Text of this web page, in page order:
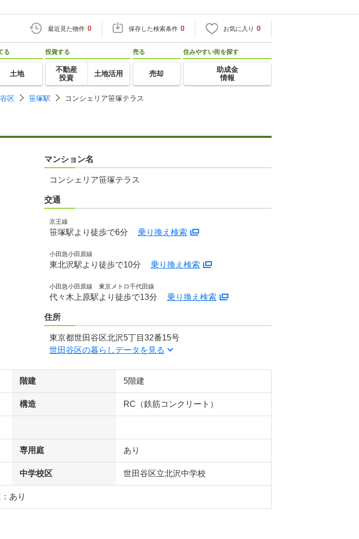
最近見た物件 0 保存した検索条件 0 お気に入り 0
る
土地
投資する
不動産
投資
土地活用
売る
売却
住みやすい街を探す
助成金
情報
区 笹塚駅 コンシェリア笹塚テラス
マンション名
コンシェリア笹塚テラス
交通
京王線
笹塚駅より徒歩で6分 乗り換え検索
小田急小田原線
東北沢駅より徒歩で10分 乗り換え検索
小田急小田原線 東京メトロ千代田線
代々木上原駅より徒歩で13分 乗り換え検索
住所
東京都世田谷区北沢5丁目32番15号
世田谷区の暮らしデータを見る
階建 5階建
構造 RC（鉄筋コンクリート）
専用庭 あり
中学校区 世田谷区立北沢中学校
あり